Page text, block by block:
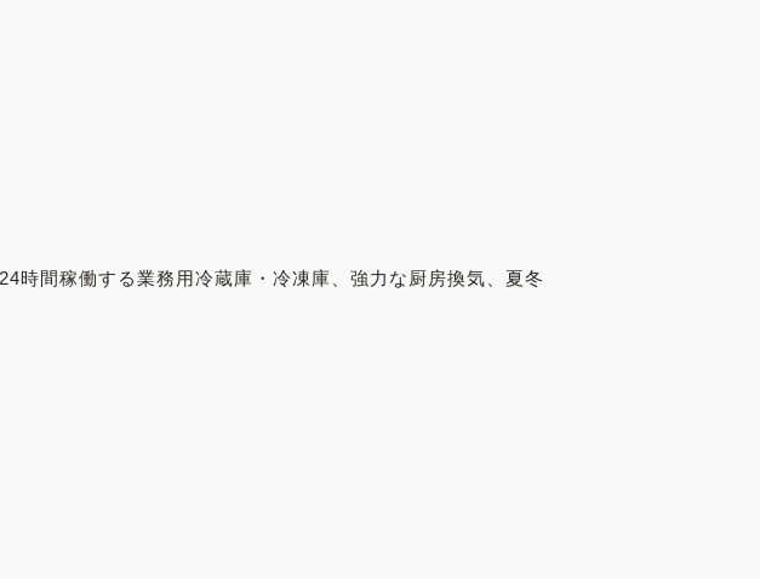
時間稼働する業務用冷蔵庫・冷凍庫、強力な厨房換気、夏冬